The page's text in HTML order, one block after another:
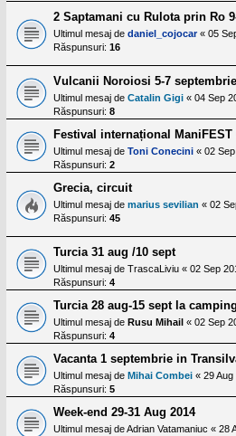
2 Saptamani cu Rulota prin Ro
Ultimul mesaj de daniel_cojocar« 05
Răspunsuri: 16
Vulcanii Noroiosi 5-7 septembrie
Ultimul mesaj de Catalin Gigi « 04 Sep
Răspunsuri: 8
Festival internațional ManiFEST
Ultimul mesaj de Toni Conecini « 02
Răspunsuri: 2
Grecia, circuit
Ultimul mesaj de marius sevilian « 02
Răspunsuri: 45
Turcia 31 aug /10 sept
Ultimul mesaj de TrascaLiviu « 02 Sep
Răspunsuri: 4
Turcia 28 aug-15 sept la
Ultimul mesaj de Rusu Mihail « 02 Sep
Răspunsuri: 4
Vacanta 1 septembrie in
Ultimul mesaj de Mihai Combei « 29 Aug
Răspunsuri: 5
Week-end 29-31 Aug 2014
Ultimul mesaj deAdrian Vatamaniuc « 28